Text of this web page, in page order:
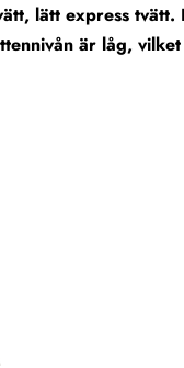
lätt express
är låg,